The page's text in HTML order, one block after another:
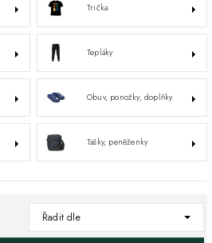
Trička
Tepláky
Obuv, ponožky, doplňky
Tašky, peněženky
Řadit dle